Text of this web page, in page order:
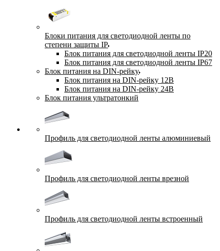
Блоки питания для светодиодной ленты по
степени защиты IP
Блок питания для светодиодной ленты IP20
Блок питания для светодиодной ленты IP67
Блок питания на DIN-рейку
Блок питания на DIN-рейку 12В
Блок питания на DIN-рейку 24В
Блок питания ультратонкий
Профиль для светодиодной ленты алюминиевый
Профиль для светодиодной ленты врезной
Профиль для светодиодной ленты встроенный